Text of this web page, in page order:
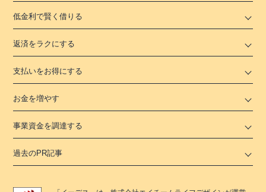
低金利で賢く借りる
返済をラクにする
支払いをお得にする
お金を増やす
事業資金を調達する
過去のPR記事